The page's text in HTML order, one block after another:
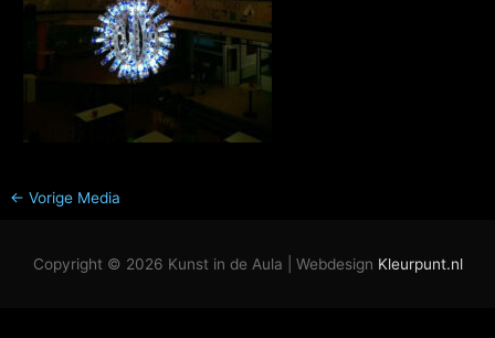
← Vorige Media
Copyright © 2026 Kunst in de Aula | Webdesign Kleurpunt.nl